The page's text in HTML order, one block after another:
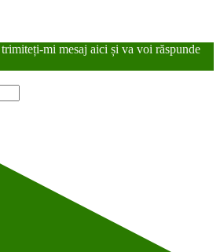
mi mesaj aici și va voi răspunde